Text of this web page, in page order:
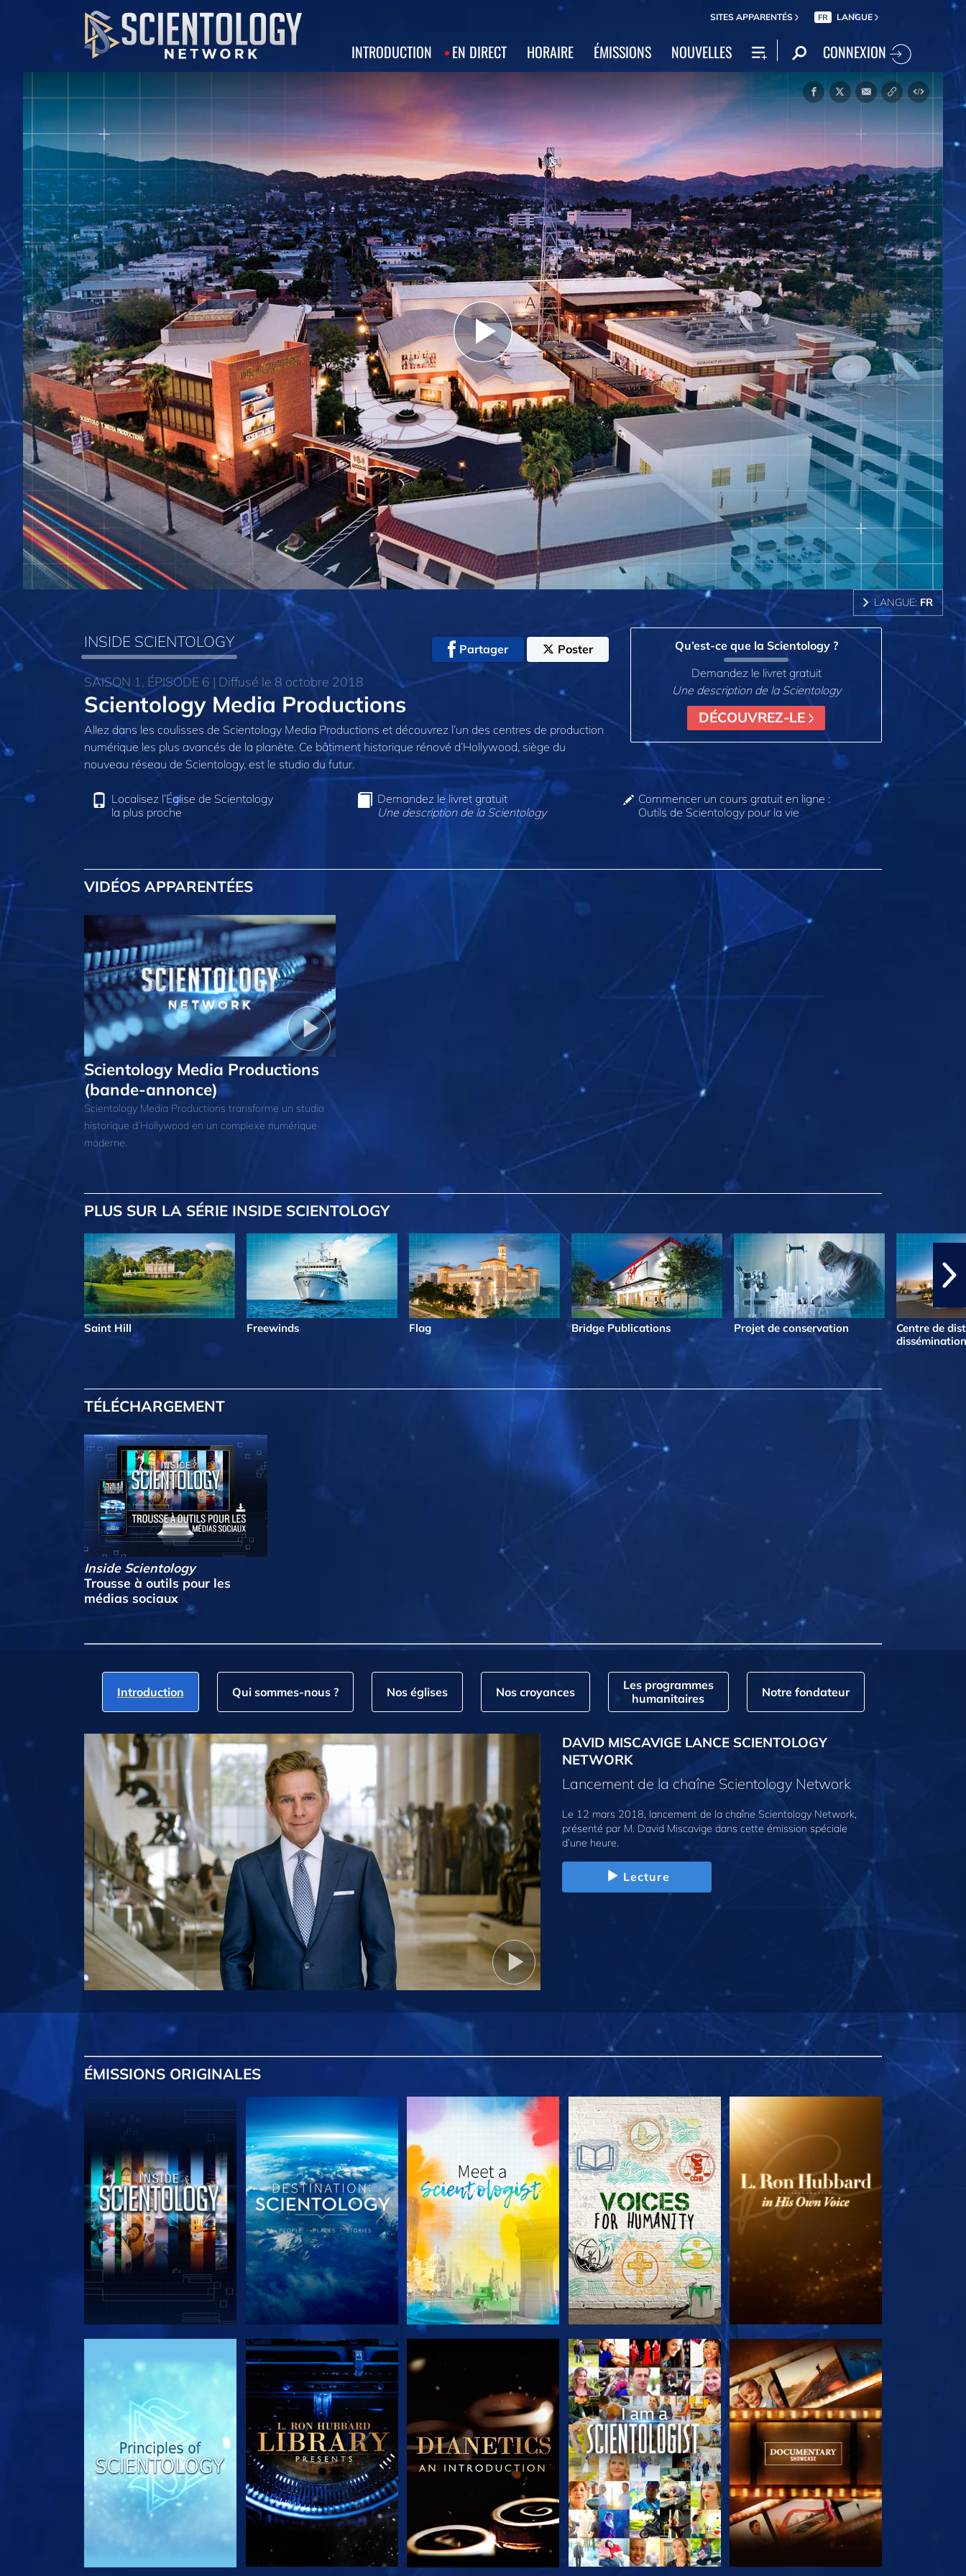
SITES APPARENTÉS FR LANGUE
INTRODUCTION EN DIRECT HORAIRE ÉMISSIONS NOUVELLES CONNEXION
Play
Video
LANGUE: FR
INSIDE SCIENTOLOGY Partager Poster
SAISON 1, ÉPISODE 6 | Diffusé le 8 octobre 2018
Scientology Media Productions
Allez dans les coulisses de Scientology Media Productions et découvrez l’un des centres de production
numérique les plus avancés de la planète. Ce bâtiment historique rénové d’Hollywood, siège du
nouveau réseau de Scientology, est le studio du futur.
Qu’est-ce que la Scientology ?
Demandez le livret gratuit
Une description de la Scientology
DÉCOUVREZ-LE
Localisez l’Église de Scientology
la plus proche
Demandez le livret gratuit
Une description de la Scientology
Commencer un cours gratuit en ligne :
Outils de Scientology pour la vie
VIDÉOS APPARENTÉES
Scientology Media Productions
(bande-annonce)
Scientology Media Productions transforme un studio
historique d’Hollywood en un complexe numérique
moderne.
PLUS SUR LA SÉRIE INSIDE SCIENTOLOGY
Saint Hill Freewinds Flag Bridge Publications Projet de conservation
Centre de
TÉLÉCHARGEMENT
Inside Scientology
Trousse à outils pour les
médias sociaux
Introduction Qui sommes‑nous ? Nos églises Nos croyances
Les programmes
humanitaires
Notre fondateur
DAVID MISCAVIGE LANCE SCIENTOLOGY
NETWORK
Lancement de la chaîne Scientology Network
Le 12 mars 2018, lancement de la chaîne Scientology Network,
présenté par M. David Miscavige dans cette émission spéciale
d’une heure.
Lecture
ÉMISSIONS ORIGINALES
DÉCOUVRIR LES SÉRIES DÉCOUVRIR LES SÉRIES DÉCOUVRIR LES SÉRIES DÉCOUVRIR LES SÉRIES DÉCOUVRIR LES SÉRIES